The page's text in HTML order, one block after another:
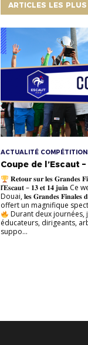
ARTICLES LES
ACTUALITÉ
Coupe de l’Escaut
𝐑𝐞𝐭𝐨𝐮𝐫 𝐬𝐮𝐫 𝐥𝐞𝐬 𝐆𝐫𝐚𝐧𝐝𝐞𝐬
𝐥’𝐄𝐬𝐜𝐚𝐮𝐭 – 𝟏𝟑 𝐞𝐭 𝟏𝟒 𝐣𝐮𝐢𝐧
Douai, 𝐥𝐞𝐬 𝐆𝐫𝐚𝐧𝐝𝐞𝐬 𝐅𝐢𝐧𝐚𝐥𝐞𝐬
offert un magnifique
Durant deux journées,
éducateurs, dirigeants,
suppo...